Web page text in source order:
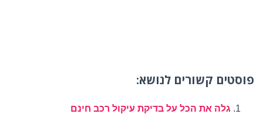
פוסטים קשורים לנושא:
גלה את הכל על בדיקת עיקול רכב חינם